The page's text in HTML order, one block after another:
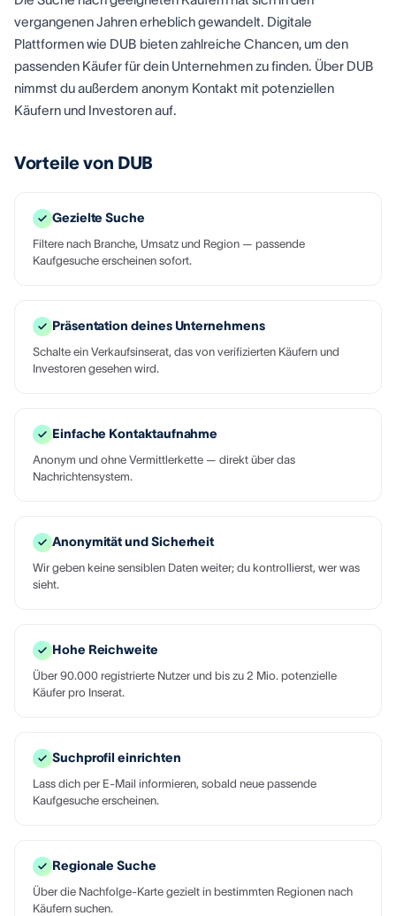
vergangenen Jahren erheblich gewandelt. Digitale
Plattformen wie DUB bieten zahlreiche Chancen, um den
passenden Käufer für dein Unternehmen zu finden. Über DUB
nimmst du außerdem anonym Kontakt mit potenziellen
Käufern und Investoren auf.
Vorteile von DUB
Gezielte Suche
Filtere nach Branche, Umsatz und Region — passende
Kaufgesuche erscheinen sofort.
Präsentation deines Unternehmens
Schalte ein Verkaufsinserat, das von verifizierten Käufern und
Investoren gesehen wird.
Einfache Kontaktaufnahme
Anonym und ohne Vermittlerkette — direkt über das
Nachrichtensystem.
Anonymität und Sicherheit
Wir geben keine sensiblen Daten weiter; du kontrollierst, wer was
sieht.
Hohe Reichweite
Über 90.000 registrierte Nutzer und bis zu 2 Mio. potenzielle
Käufer pro Inserat.
Suchprofil einrichten
Lass dich per E-Mail informieren, sobald neue passende
Kaufgesuche erscheinen.
Regionale Suche
Über die Nachfolge-Karte gezielt in bestimmten Regionen nach
Käufern suchen.